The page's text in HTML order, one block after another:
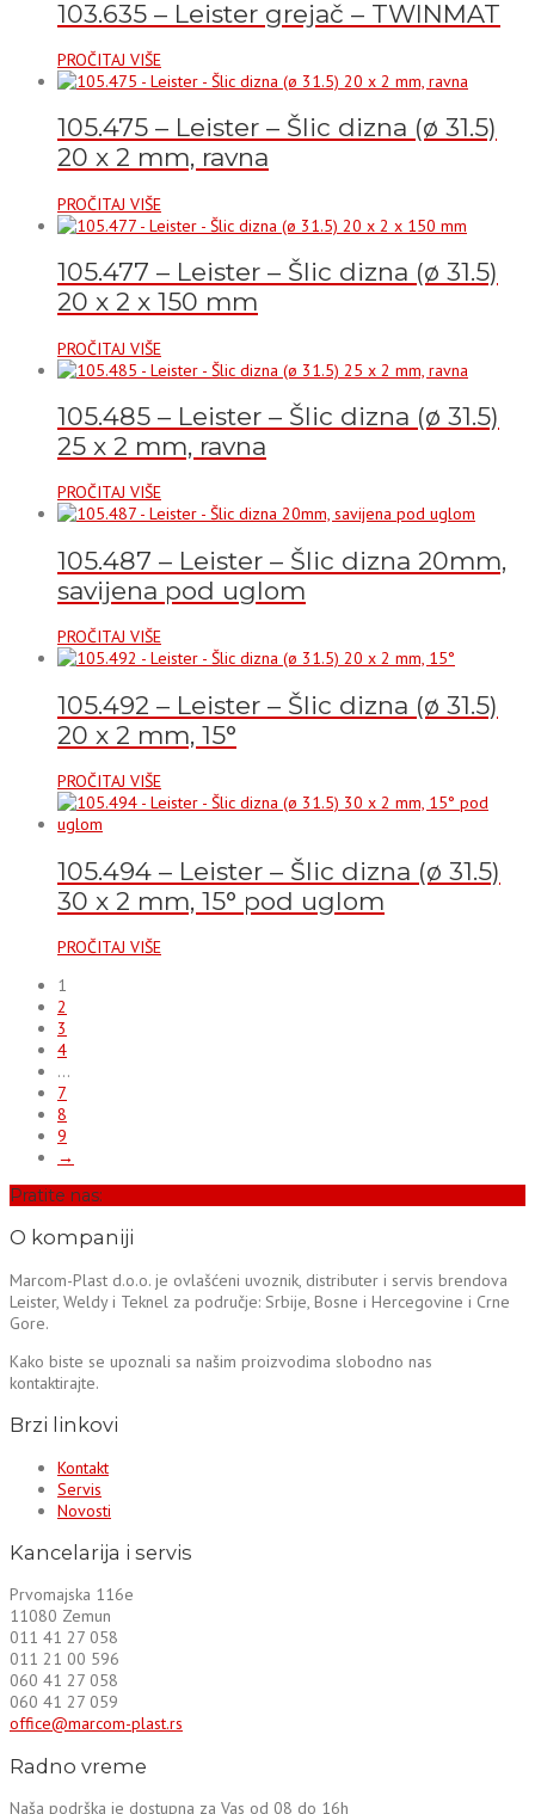
103.635 – Leister grejač – TWINMAT
PROČITAJ VIŠE
105.475 – Leister – Šlic dizna (ø 31.5)
20 x 2 mm, ravna
PROČITAJ VIŠE
105.477 – Leister – Šlic dizna (ø 31.5)
20 x 2 x 150 mm
PROČITAJ VIŠE
105.485 – Leister – Šlic dizna (ø 31.5)
25 x 2 mm, ravna
PROČITAJ VIŠE
105.487 – Leister – Šlic dizna 20mm,
savijena pod uglom
PROČITAJ VIŠE
105.492 – Leister – Šlic dizna (ø 31.5)
20 x 2 mm, 15°
PROČITAJ VIŠE
105.494 – Leister – Šlic dizna (ø 31.5)
30 x 2 mm, 15° pod uglom
PROČITAJ VIŠE
1
2
3
4
…
7
8
9
→
Pratite nas:
O kompaniji
Marcom-Plast d.o.o. je ovlašćeni uvoznik, distributer i servis brendova
Leister, Weldy i Teknel za područje: Srbije, Bosne i Hercegovine i Crne
Gore.
Kako biste se upoznali sa našim proizvodima slobodno nas
kontaktirajte.
Brzi linkovi
Kontakt
Servis
Novosti
Kancelarija i servis
Prvomajska 116e
11080 Zemun
011 41 27 058
011 21 00 596
060 41 27 058
060 41 27 059
office@marcom-plast.rs
Radno vreme
Naša podrška je dostupna za Vas od 08 do 16h